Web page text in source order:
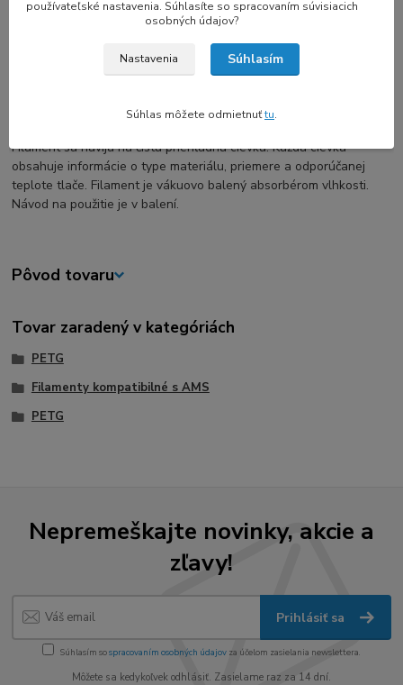
- tlač je bez zápachu - veľmi trvanlivý a kvalitné výtlačok
Filament sa navíja na čistú priehľadnú cievku. Každá cievka
obsahuje informácie o type materiálu, priemere a odporúčanej
teplote tlače. Filament je vákuovo balený absorbérom vlhkosti.
Návod na použitie je v balení.
Pôvod tovaru
Tovar zaradený v kategóriách
PETG
Filamenty kompatibilné s AMS
PETG
Nepremeškajte novinky, akcie a
zľavy!
Prihlásiť sa
Súhlasím sospracovaním osobných údajov za účelom zasielania newslettera.
Môžete sa kedykoľvek odhlásiť. Zasielame raz za 14 dní.
používateľské nastavenia. Súhlasíte so spracovaním súvisiacich
osobných údajov?
Nastavenia Súhlasím
Súhlas môžete odmietnuťtu.